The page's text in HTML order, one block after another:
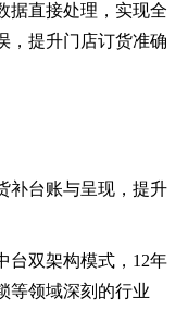
据直接处理，实现全
，提升门店订货准确
补台账与呈现，提升
台双架构模式，12年
等领域深刻的行业